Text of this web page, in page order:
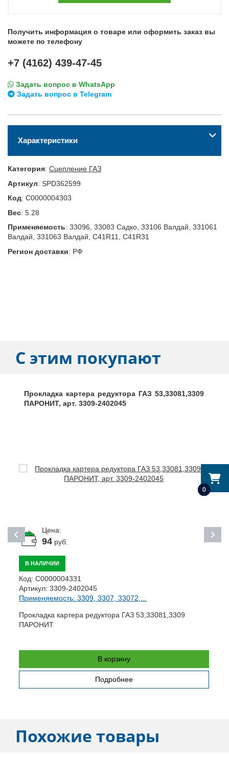
0
Получить информация о товаре или оформить заказ вы
можете по телефону
+7 (4162) 439-47-45
Задать вопрос в WhatsApp
Задать вопрос в Telegram
Характеристики
Категория: Сцепление ГАЗ
Артикул: SPD362599
Код: С0000004303
Вес: 5.28
Применяемость: 33096, 33083 Садко, 33106 Валдай, 331061
Валдай, 331063 Валдай, C41R11, C41R31
Регион доставки: РФ
С этим покупают
Прокладка картера редуктора ГАЗ 53,33081,3309
ПАРОНИТ, арт. 3309-2402045
Цена:
94руб.
В НАЛИЧИИ
Код: С0000004331
Артикул: 3309-2402045
Применяемость: 3309, 3307, 33072,...
Прокладка картера редуктора ГАЗ 53,33081,3309
ПАРОНИТ
В корзину
Подробнее
Похожие товары